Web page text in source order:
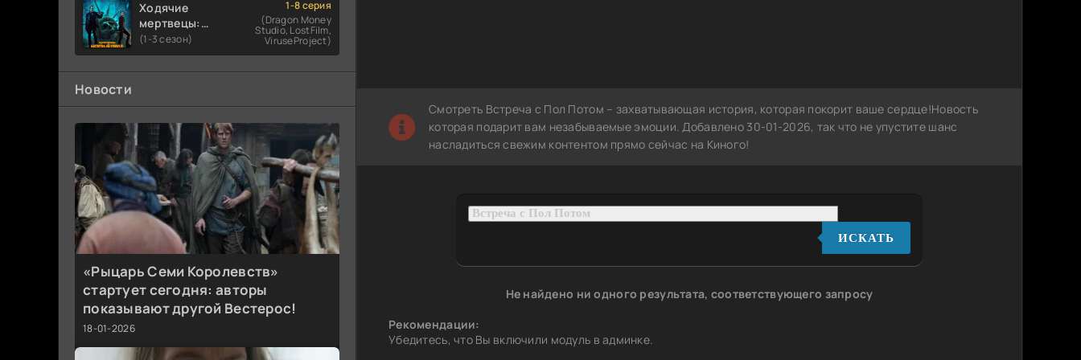
Ходячие
мертвецы:
Мертвый
город
(1-3 сезон)
1-8 серия
(Dragon Money
Studio, LostFilm,
ViruseProject)
Новости
«Рыцарь Семи Королевств»
стартует сегодня: авторы
показывают другой Вестерос!
18-01-2026
Смотреть Встреча с Пол Потом – захватывающая история, которая покорит ваше сердце!Новость
которая подарит вам незабываемые эмоции. Добавлено 30-01-2026, так что не упустите шанс
насладиться свежим контентом прямо сейчас на Киного!
ИСКАТЬ
Не найдено ни одного результата, соответствующего запросу
Рекомендации:
Убедитесь, что Вы включили модуль в админке.